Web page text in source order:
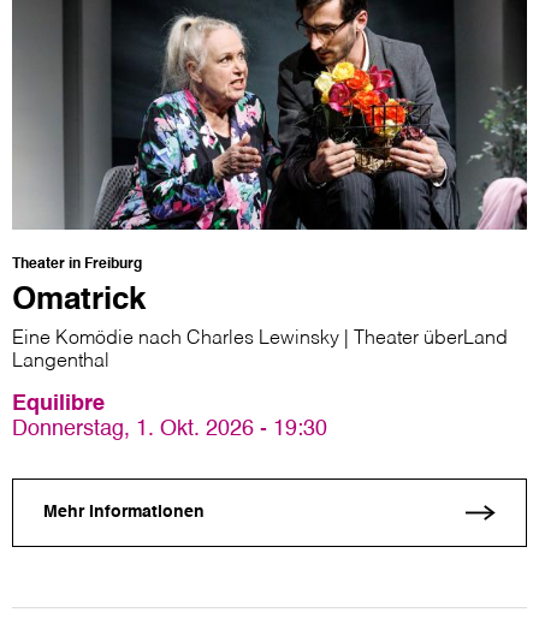
Theater in Freiburg
Omatrick
Eine Komödie nach Charles Lewinsky | Theater überLand
Langenthal
Equilibre
Donnerstag, 1. Okt. 2026 - 19:30
Mehr Informationen